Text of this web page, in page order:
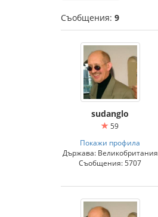
Съобщения: 9
sudanglo
59
Покажи профила
Държава: Великобритания
Съобщения: 5707